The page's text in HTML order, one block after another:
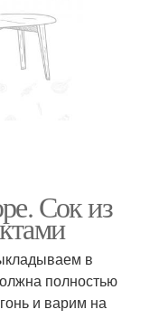
Сок из
в
полностью
и варим на